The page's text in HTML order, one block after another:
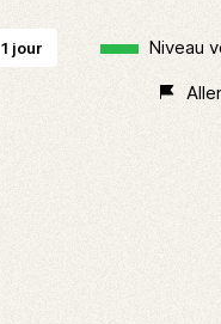
1 jour Niveau